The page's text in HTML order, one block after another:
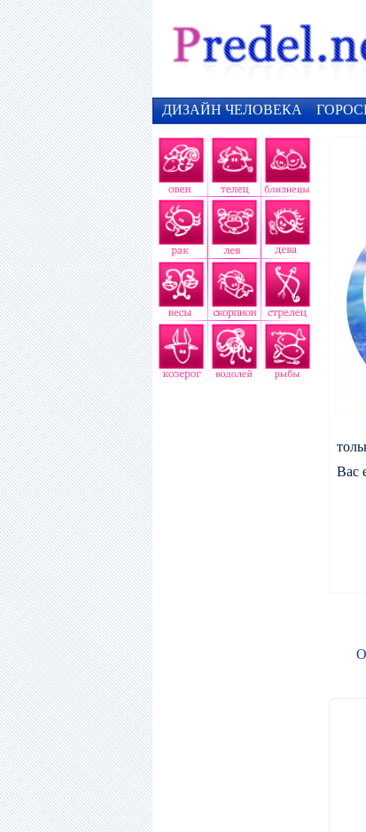
ДИЗАЙН ЧЕЛОВЕКА
Вас